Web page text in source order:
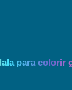
para colorir